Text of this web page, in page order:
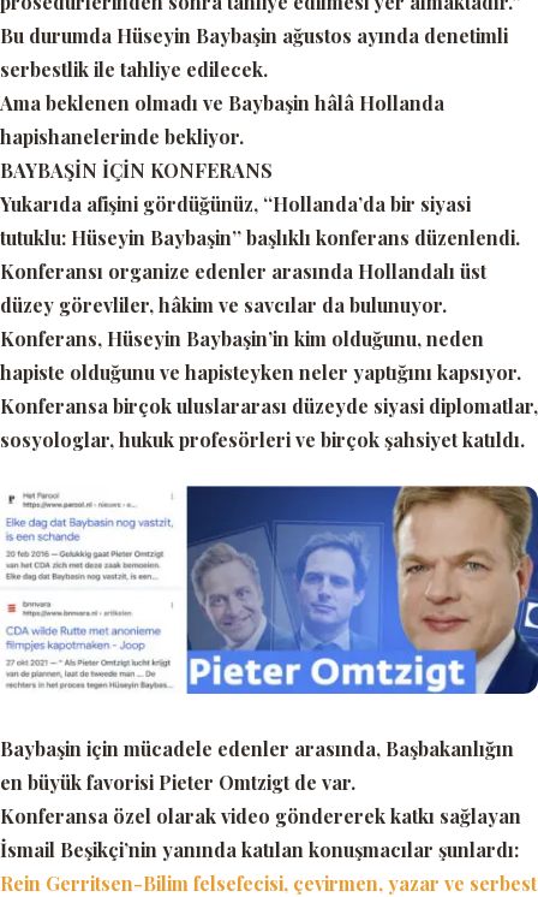
Bu durumda Hüseyin Baybaşin ağustos ayında denetimli
serbestlik ile tahliye edilecek.
Ama beklenen olmadı ve Baybaşin hâlâ Hollanda
hapishanelerinde bekliyor.
BAYBAŞİN İÇİN KONFERANS
Yukarıda afişini gördüğünüz, ‘‘Hollanda’da bir siyasi
tutuklu: Hüseyin Baybaşin’’başlıklı konferans düzenlendi.
Konferansı organize edenler arasında Hollandalı üst
düzey görevliler, hâkim ve savcılar da bulunuyor.
Konferans, Hüseyin Baybaşin’in kim olduğunu, neden
hapiste olduğunu ve hapisteyken neler yaptığını kapsıyor.
Konferansa birçok uluslararası düzeyde siyasi diplomatlar,
sosyologlar, hukuk profesörleri ve birçok şahsiyet katıldı.
Baybaşin için mücadele edenler arasında, Başbakanlığın
en büyük favorisi Pieter Omtzigt de var.
Konferansa özel olarak video göndererek katkı sağlayan
İsmail Beşikçi’nin yanında katılan konuşmacılar şunlardı:
Rein Gerritsen-Bilim felsefecisi, çevirmen, yazar ve serbest